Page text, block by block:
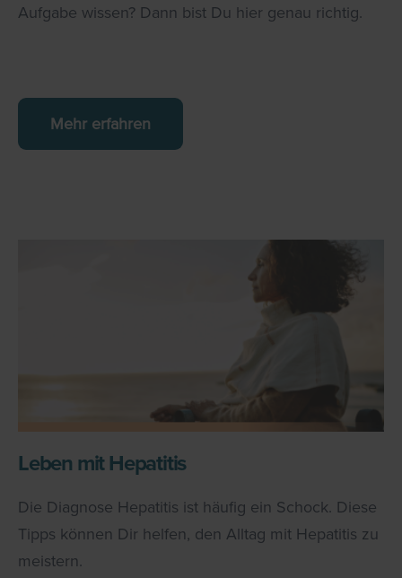
Aufgabe wissen? Dann bist Du hier genau richtig.
Mehr erfahren
Leben mit Hepatitis
Die Diagnose Hepatitis ist häufig ein Schock. Diese
Tipps können Dir helfen, den Alltag mit Hepatitis zu
meistern.